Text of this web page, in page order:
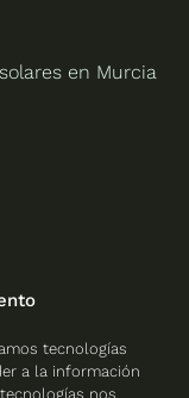
tecnologías
a la información
nos
en Murcia